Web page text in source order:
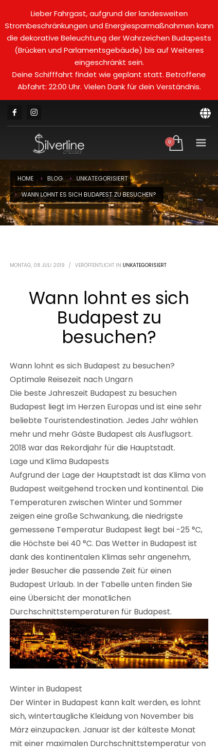
Lieber Fahrgast, aufgrund der landesweiten
Strombeschränkungen und Energiesparmaßnahmen kann
die dekorative Beleuchtung der Wahrzeichen Budapests
(Brücken und Parlamentsgebäude) bis auf Weiteres
eingeschränkt sein.
Deine Schifffahrt findet wie geplant statt. Betroffene
Abfahrt: 22:00 Uhr. Vielen Dank für dein Verständnis.
HOME BLOG
UNKATEGORISIERT
WANN LOHNT ES SICH BUDAPEST ZU BESUCHEN?
MONTAG, 08 JULI 2019 / VERÖFFENTLICHT IN UNKATEGORISIERT
Wann lohnt es sich
Budapest zu
besuchen?
Wann lohnt es sich Budapest zu besuchen?
Optimale Reisezeit nach Ungarn
Die beste Jahreszeit Budapest zu besuchen
Budapest liegt im Herzen Europas und ist eine sehr
beliebte Touristendestination. Jedes Jahr wählen
mehr und mehr Gäste Budapest als Ausflugsort.
2018 war das Rekordjahr für die Hauptstadt.
Lage und Klima Budapests
Aufgrund der Lage der Hauptstadt ist das Klima von
Budapest weitgehend trocken und kontinental. Die
Temperaturen zwischen Winter und Sommer
zeigen eine große Schwankung, die niedrigste
gemessene Temperatur Budapest liegt bei -25 °C,
die Höchste bei 40 °C. Das Wetter in Budapest ist
dank des kontinentalen Klimas sehr angenehm,
jeder Besucher die passende Zeit für einen
Budapest Urlaub. In der Tabelle unten finden Sie
eine Übersicht der monatlichen
Durchschnittstemperaturen für Budapest.
Winter in Budapest
Der Winter in Budapest kann kalt werden, es lohnt
sich, wintertaugliche Kleidung von November bis
März einzupacken. Januar ist der kälteste Monat
mit einer maximalen Durchschnittstemperatur von